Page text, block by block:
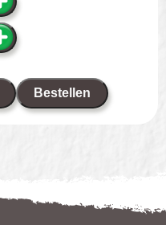
Bestellen